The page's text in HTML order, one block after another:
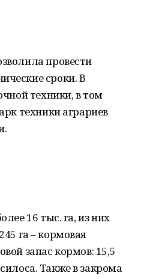
провести
сроки. В
техники, в том
техники аграриев
16 тыс. га, из них
га – кормовая
запас кормов: 15,5
Также в закрома